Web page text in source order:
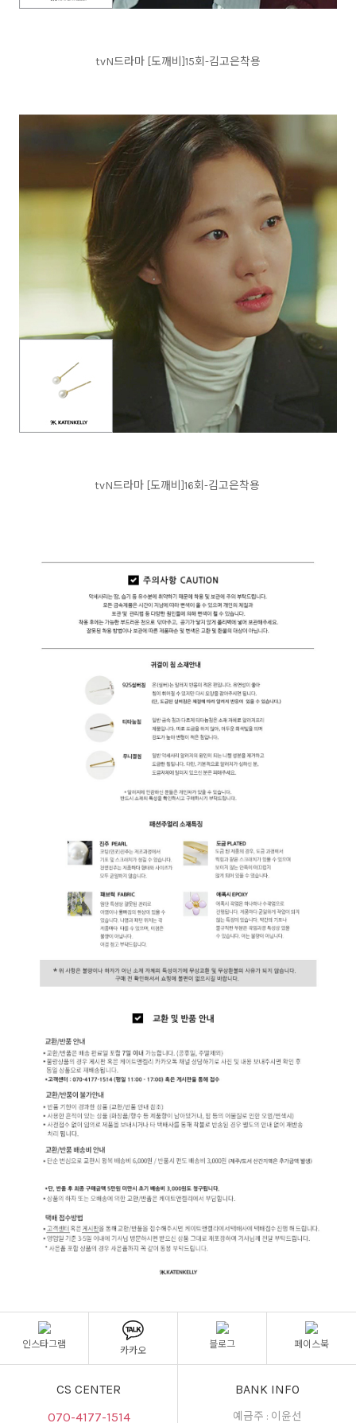
tvN드라마 [도깨비]15회-김고은착용
tvN드라마 [도깨비]16회-김고은착용
인스타그램
카카오
블로그 페이스북
CS CENTER
070-4177-1514
BANK INFO
예금주 : 이윤선